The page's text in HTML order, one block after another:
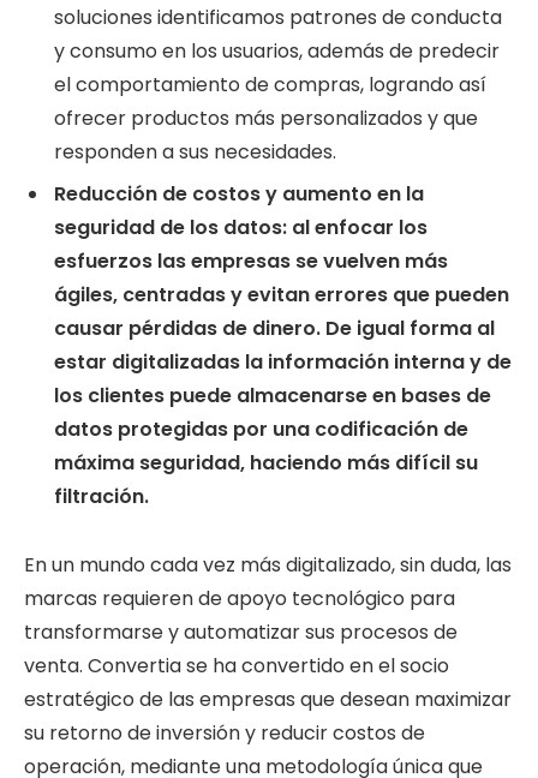
soluciones identificamos patrones de conducta
y consumo en los usuarios, además de predecir
el comportamiento de compras, logrando así
ofrecer productos más personalizados y que
responden a sus necesidades.
Reducción de costos y aumento en la
seguridad de los datos: al enfocar los
esfuerzos las empresas se vuelven más
ágiles, centradas y evitan errores que pueden
causar pérdidas de dinero. De igual forma al
estar digitalizadas la información interna y de
los clientes puede almacenarse en bases de
datos protegidas por una codificación de
máxima seguridad, haciendo más difícil su
filtración.
En un mundo cada vez más digitalizado, sin duda, las
marcas requieren de apoyo tecnológico para
transformarse y automatizar sus procesos de
venta. Convertia se ha convertido en el socio
estratégico de las empresas que desean maximizar
su retorno de inversión y reducir costos de
operación, mediante una metodología única que